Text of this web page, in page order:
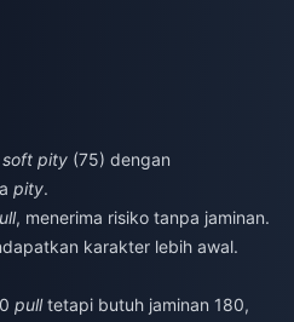
soft pity (75) dengan
pity.
, menerima risiko tanpa jaminan.
karakter lebih awal.
pulltetapi butuh jaminan 180,